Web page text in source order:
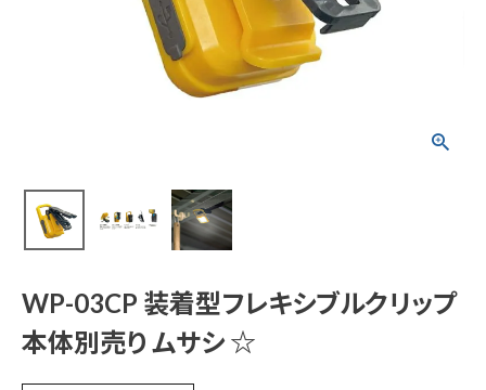
電動工具
エアー工具・機械工具
先端工具
WP-03CP 装着型フレキシブルクリップ
本体別売り ムサシ ☆